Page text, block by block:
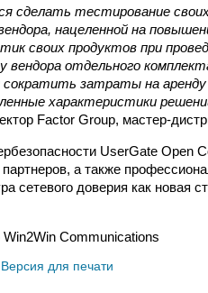
сделать тестирование
нацеленной на
своих продуктов при
у вендора отдельного
сократить затраты на
характеристики
Factor Group, мастер-
UserGate Open
партнеров, а также
сетевого доверия как новая
Win2Win Communications
Версия для печати